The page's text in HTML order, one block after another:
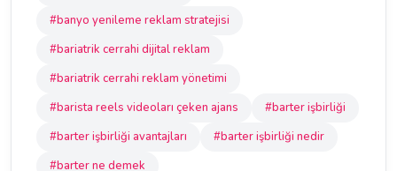
#banyo yenileme reklam stratejisi
#bariatrik cerrahi dijital reklam
#bariatrik cerrahi reklam yönetimi
#barista reels videoları çeken ajans
#barter işbirliği
#barter işbirliği avantajları
#barter işbirliği nedir
#barter ne demek